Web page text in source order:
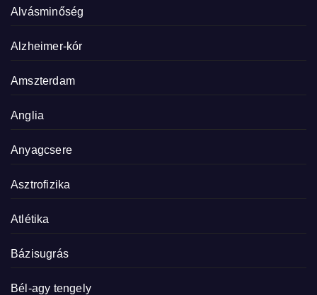
Alvásminőség
Alzheimer-kór
Amszterdam
Anglia
Anyagcsere
Asztrofizika
Atlétika
Bázisugrás
Bél-agy tengely